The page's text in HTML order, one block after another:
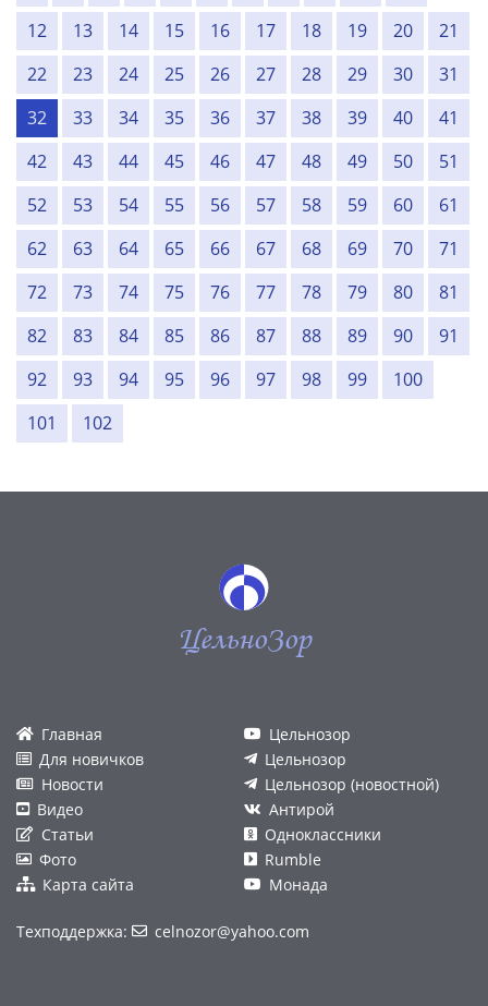
12
13 14 15 16 17 18 19 20
21
22
23 24 25 26 27 28 29 30
31
32
33 34 35 36 37 38 39 40
41
42
43 44 45 46 47 48 49 50
51
52
53 54 55 56 57 58 59 60
61
62
63 64 65 66 67 68 69 70
71
72
73 74 75 76 77 78 79 80
81
82
83 84 85 86 87 88 89 90
91
92
93 94 95 96 97 98 99
100
101
102
ЦельноЗор
Главная
Для новичков
Новости
Видео
Статьи
Фото
Карта сайта
Цельнозор
Цельнозор
Цельнозор (новостной)
Антирой
Одноклассники
Rumble
Монада
Техподдержка: celnozor@yahoo.com